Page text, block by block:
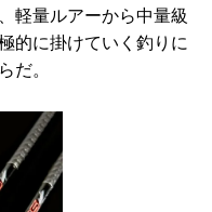
軽量ルアーから中量級
的に掛けていく釣りに
だ。